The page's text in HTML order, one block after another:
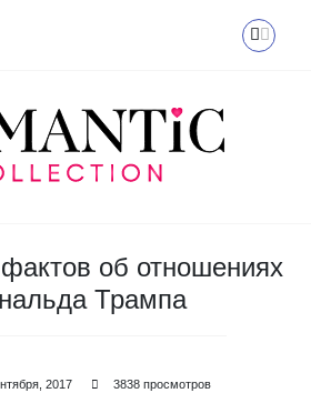
содержанию
об отношениях
Трампа
2017 3838 просмотров